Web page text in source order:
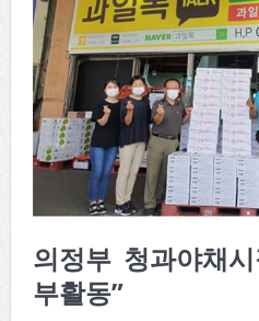
의정부 청과야채
부활동”